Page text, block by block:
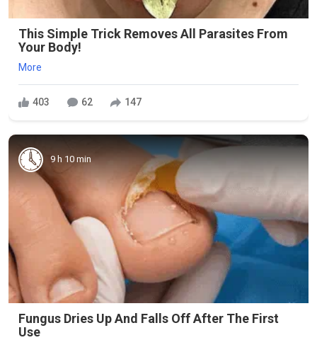
This Simple Trick Removes All Parasites From
Your Body!
More
403 62 147
9 h 10 min
Fungus Dries Up And Falls Off After The First
Use